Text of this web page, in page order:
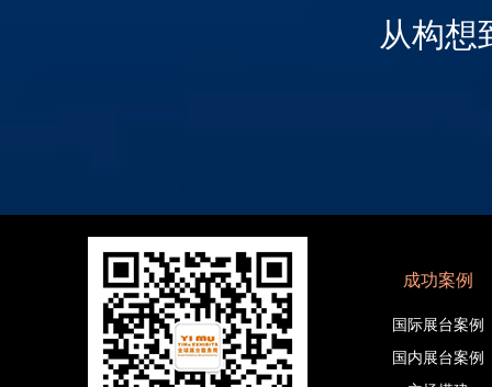
从构想
成功案例
国际展台案例
国内展台案例